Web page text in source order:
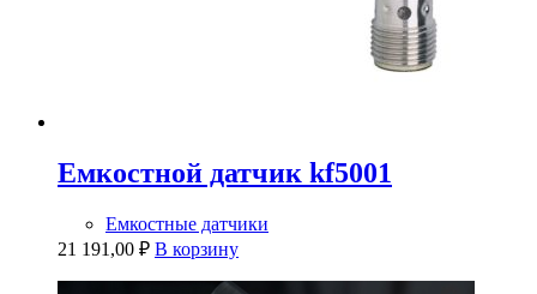
Емкостной датчик kf5001
Емкостные датчики
21 191,00 ₽ В корзину